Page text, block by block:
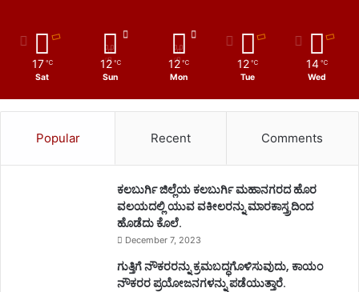
17 ℃
Sat
12 ℃
Sun
12 ℃
Mon
12 ℃
Tue
14 ℃
Wed
Popular Recent Comments
ಕಲಬುರ್ಗಿ ಜಿಲ್ಲೆಯ ಕಲಬುರ್ಗಿ ಮಹಾನಗರದ ಹೊರ
ವಲಯದಲ್ಲಿ ಯುವ ವಕೀಲರನ್ನು ಮಾರಕಾಸ್ತ್ರದಿಂದ
ಹೊಡೆದು ಕೊಲೆ.
December 7, 2023
ಗುತ್ತಿಗೆ ನೌಕರರನ್ನು ಕ್ರಮಬದ್ಧಗೊಳಿಸುವುದು, ಕಾಯಂ
ನೌಕರರ ಪ್ರಯೋಜನಗಳನ್ನು ಪಡೆಯುತ್ತಾರೆ.